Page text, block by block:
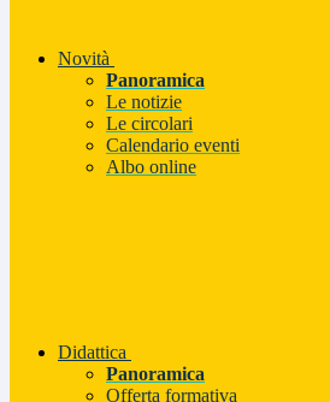
Novità
Panoramica
Le notizie
Le circolari
Calendario eventi
Albo online
Didattica
Panoramica
Offerta formativa